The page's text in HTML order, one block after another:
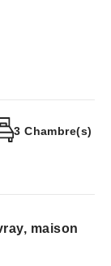
3 Chambre(s)
maison